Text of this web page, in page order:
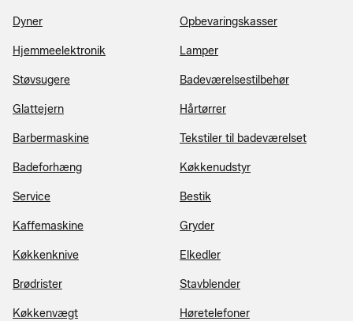
Dyner Opbevaringskasser
Hjemmeelektronik Lamper
Støvsugere Badeværelsestilbehør
Glattejern Hårtørrer
Barbermaskine Tekstiler til badeværelset
Badeforhæng Køkkenudstyr
Service Bestik
Kaffemaskine Gryder
Køkkenknive Elkedler
Brødrister Stavblender
Køkkenvægt Høretelefoner